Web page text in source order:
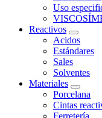
Uso
Reactivos
Acidos
Estándares
Sales
Solventes
Materiales
Porcelana
Cintas
Ferretería